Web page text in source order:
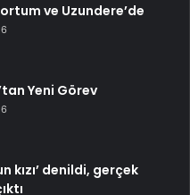
ve Uzundere’de
Yeni Görev
kızı’ denildi, gerçek